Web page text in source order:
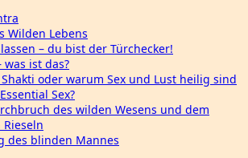
Wilden Lebens
– du bist der Türchecker!
was ist das?
oder warum Sex und Lust heilig sind
Sex?
des wilden Wesens und dem
des blinden Mannes